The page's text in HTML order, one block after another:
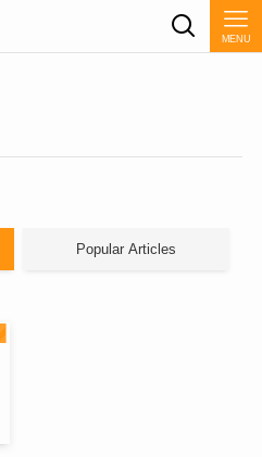
MENU
Popular Articles